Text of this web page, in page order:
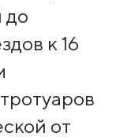
до
к 16
от